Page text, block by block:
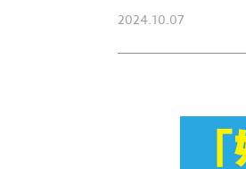
2024.10.07